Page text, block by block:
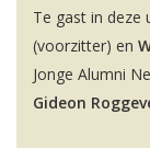
Te gast in deze
(voorzitter) en
Jonge Alumni
Gideon